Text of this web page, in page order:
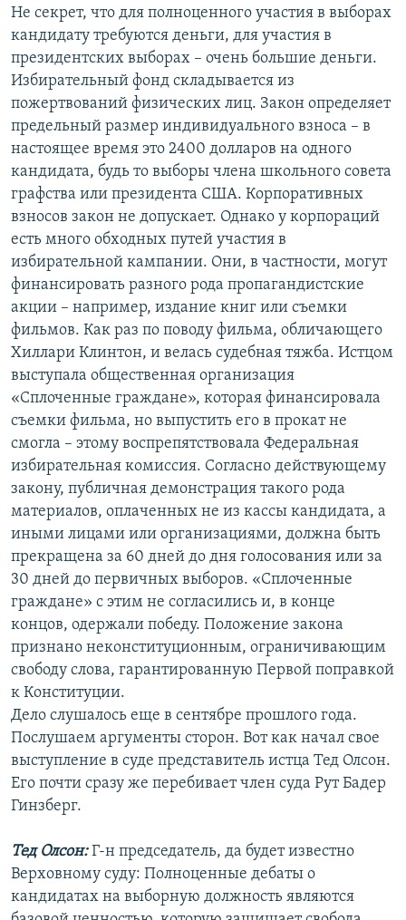
Не секрет, что для полноценного участия в выборах
кандидату требуются деньги, для участия в
президентских выборах – очень большие деньги.
Избирательный фонд складывается из
пожертвований физических лиц. Закон определяет
предельный размер индивидуального взноса – в
настоящее время это 2400 долларов на одного
кандидата, будь то выборы члена школьного совета
графства или президента США. Корпоративных
взносов закон не допускает. Однако у корпораций
есть много обходных путей участия в
избирательной кампании. Они, в частности, могут
финансировать разного рода пропагандистские
акции – например, издание книг или съемки
фильмов. Как раз по поводу фильма, обличающего
Хиллари Клинтон, и велась судебная тяжба. Истцом
выступала общественная организация
«Сплоченные граждане», которая финансировала
съемки фильма, но выпустить его в прокат не
смогла – этому воспрепятствовала Федеральная
избирательная комиссия. Согласно действующему
закону, публичная демонстрация такого рода
материалов, оплаченных не из кассы кандидата, а
иными лицами или организациями, должна быть
прекращена за 60 дней до дня голосования или за
30 дней до первичных выборов. «Сплоченные
граждане» с этим не согласились и, в конце
концов, одержали победу. Положение закона
признано неконституционным, ограничивающим
свободу слова, гарантированную Первой поправкой
к Конституции.
Дело слушалось еще в сентябре прошлого года.
Послушаем аргументы сторон. Вот как начал свое
выступление в суде представитель истца Тед Олсон.
Его почти сразу же перебивает член суда Рут Бадер
Гинзберг.
Тед Олсон:Г-н председатель, да будет известно
Верховному суду: Полноценные дебаты о
кандидатах на выборную должность являются